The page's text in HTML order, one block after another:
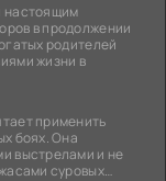
настоящим
в продолжении
родителей
жизни в
применить
боях. Она
выстрелами и не
суровых